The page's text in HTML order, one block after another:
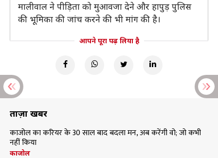
मालीवाल ने पीड़िता को मुआवजा देने और हापुड़ पुलिस
की भूमिका की जांच करने की भी मांग की है।
आपने पूरा पढ़ लिया है
ताज़ा खबरें
काजोल का करियर के 30 साल बाद बदला मन, अब करेंगी वो; जो कभी
नहीं किया
काजोल